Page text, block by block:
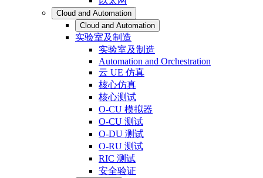
Cloud and Automation
Cloud and Automation
实验室及制造
实验室及制造
Automation and Orchestration
云 UE 仿真
核心仿真
核心测试
O-CU 模拟器
O-CU 测试
O-DU 测试
O-RU 测试
RIC 测试
安全验证